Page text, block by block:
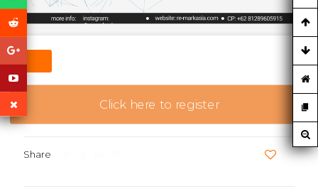
Click here to register
Share 88